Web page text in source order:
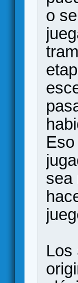
o
sea
Los